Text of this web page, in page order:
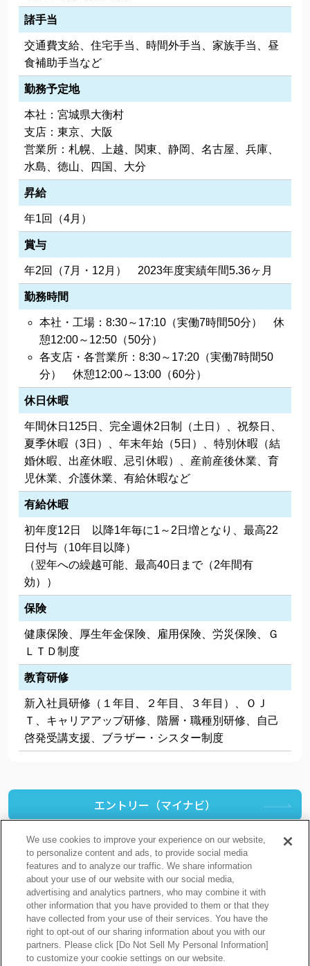
諸手当
交通費支給、住宅手当、時間外手当、家族手当、昼
食補助手当など
勤務予定地
本社：宮城県大衡村
支店：東京、大阪
営業所：札幌、上越、関東、静岡、名古屋、兵庫、
水島、徳山、四国、大分
昇給
年1回（4月）
賞与
年2回（7月・12月） 2023年度実績年間5.36ヶ月
勤務時間
本社・工場：8:30～17:10（実働7時間50分） 休
憩12:00～12:50（50分）
各支店・各営業所：8:30～17:20（実働7時間50
分） 休憩12:00～13:00（60分）
休日休暇
年間休日125日、完全週休2日制（土日）、祝祭日、
夏季休暇（3日）、年末年始（5日）、特別休暇（結
婚休暇、出産休暇、忌引休暇）、産前産後休業、育
児休業、介護休業、有給休暇など
有給休暇
初年度12日 以降1年毎に1～2日増となり、最高22
日付与（10年目以降）
（翌年への繰越可能、最高40日まで（2年間有
効））
保険
健康保険、厚生年金保険、雇用保険、労災保険、Ｇ
ＬＴＤ制度
教育研修
新入社員研修（１年目、２年目、３年目）、ＯＪ
Ｔ、キャリアアップ研修、階層・職種別研修、自己
啓発受講支援、ブラザー・シスター制度
エントリー（マイナビ）
プライバシーポリシー
クッキーポリシー
ご利用上の注意
関連リンク
サイトマップ
We use cookies to improve your experience on our website,
to personalize content and ads, to provide social media
features and to analyze our traffic. We share information
about your use of our website with our social media,
advertising and analytics partners, who may combine it with
other information that you have provided to them or that they
have collected from your use of their services. You have the
right to opt-out of our sharing information about you with our
partners. Please click [Do Not Sell My Personal Information]
to customize your cookie settings on our website.